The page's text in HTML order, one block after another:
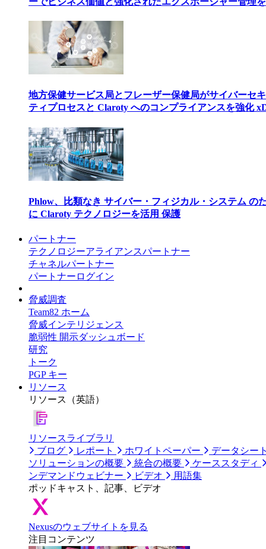
地方保健サービス局とフレーザー保健局がサイバーセ
ティプロセスと Claroty へのコンプライアンスを強化
Phlow、比類なき サイバー・フィジカル・システム の
に Claroty テクノロジーを活用 保護
パートナー
テクノロジーアライアンスパートナー
チャネルパートナー
パートナーログイン
脅威調査
Team82 ホーム
脅威インテリジェンス
脆弱性 開示ダッシュボード
研究
トーク
PGP キー
リソース
リソース（英語）
リソースライブラリ
ブログ
レポート ホワイトペーパー
データシー
ソリューションの概要
統合の概要
ケーススタディ
ンデマンドウェビナー
ビデオ
用語集
ポッドキャスト、記事、ビデオ
Nexusのウェブサイトを見る
注目コンテンツ